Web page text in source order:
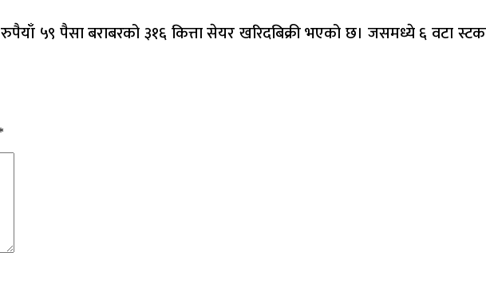
५९ पैसा बराबरको ३१६ कित्ता सेयर खरिदबिक्री भएको छ। जसमध्ये ६ वटा